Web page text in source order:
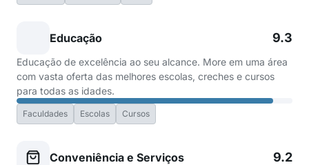
Educação 9.3
Educação de excelência ao seu alcance. More em uma área
com vasta oferta das melhores escolas, creches e cursos
para todas as idades.
Faculdades Escolas Cursos
Conveniência e Serviços 9.2